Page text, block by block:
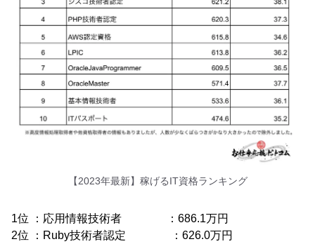
【2023年最新】稼げるIT資格ランキング
1位 ：応用情報技術者 ：686.1万円
2位 ：Ruby技術者認定 ：626.0万円